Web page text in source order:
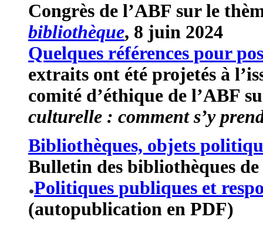
Congrès de l’ABF sur le
bibliothèque, 8 juin 2024
Quelques références pour
extraits ont été projetés à
comité d’éthique de l’ABF
culturelle : comment s’y
Bibliothèques, objets
Bulletin des bibliothèques de
Politiques publiques et
(autopublication en PDF)